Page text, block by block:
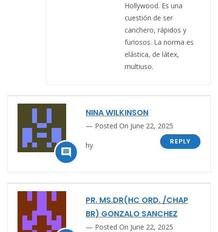
Hollywood. Es una
cuestión de ser
canchero, rápidos y
furiosos. La norma es
elástica, de látex,
multiuso.

NINA WILKINSON
Posted On June 22, 2025
REPLY
hy
PR. MS.DR(HC ORD. /CHAP
BR) GONZALO SANCHEZ
Posted On June 22, 2025